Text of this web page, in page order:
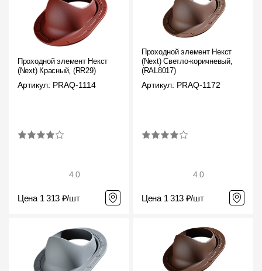
О компании
Контакты
Контроль качества кровли
Качество фасадов
B2B
Где купить?
Проходной элемент Некст
(Next) Красный, (RR29)
Артикул: PRAQ-1114
4.0
Цена 1 313 ₽/шт
Проходной элемент Некст
(Next) Светло-коричневый,
(RAL8017)
Артикул: PRAQ-1172
4.0
Цена 1 313 ₽/шт